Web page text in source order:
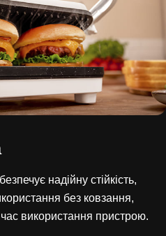
надійну стійкість,
без ковзання,
використання пристрою.